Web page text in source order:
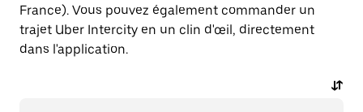
France). Vous pouvez également commander un
trajet Uber Intercity en un clin d'œil, directement
dans l'application.